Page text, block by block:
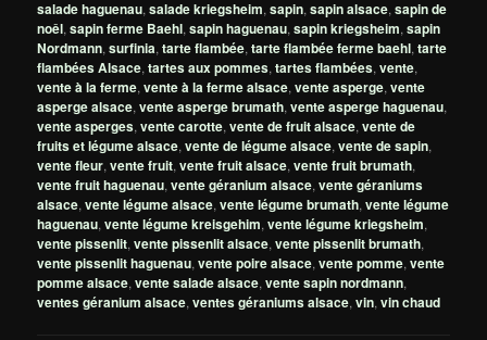
salade haguenau,salade kriegsheim,sapin,sapin alsace,sapin de
noêl,sapin ferme Baehl,sapin haguenau,sapin kriegsheim,sapin
Nordmann,surfinia,tarte flambée,tarte flambée ferme baehl,tarte
flambées Alsace,tartes aux pommes,tartes flambées,vente,
vente à la ferme,vente à la ferme alsace,vente asperge,vente
asperge alsace,vente asperge brumath,vente asperge haguenau,
vente asperges,vente carotte,vente de fruit alsace,vente de
fruits et légume alsace,vente de légume alsace,vente de sapin,
vente fleur,vente fruit,vente fruit alsace,vente fruit brumath,
vente fruit haguenau,vente géranium alsace,vente géraniums
alsace,vente légume alsace,vente légume brumath,vente légume
haguenau,vente légume kreisgehim,vente légume kriegsheim,
vente pissenlit,vente pissenlit alsace,vente pissenlit brumath,
vente pissenlit haguenau,vente poire alsace,vente pomme,vente
pomme alsace,vente salade alsace,vente sapin nordmann,
ventes géranium alsace,ventes géraniums alsace,vin,vin chaud